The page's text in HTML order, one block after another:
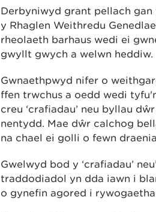
Derbyniwyd grant pellach gan
y Rhaglen Weithredu
rheolaeth barhaus wedi ei
gwyllt gwych a welwn heddiw.
Gwnaethpwyd nifer o
ffen trwchus a oedd wedi
creu ‘crafiadau’ neu byllau
nentydd. Mae dŵr calchog
na chael ei golli o fewn
Gwelwyd bod y ‘crafiadau’
traddodiadol yn dda iawn i
o gynefin agored i